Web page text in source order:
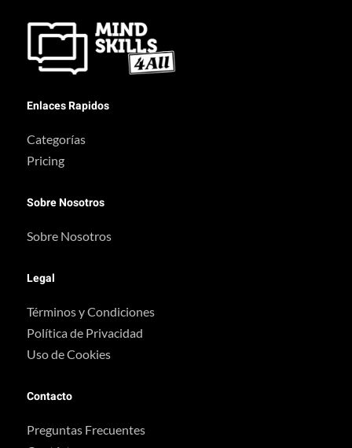
Enlaces Rapidos
Categorías
Pricing
Sobre Nosotros
Sobre Nosotros
Legal
Términos y Condiciones
Política de Privacidad
Uso de Cookies
Contacto
Preguntas Frecuentes